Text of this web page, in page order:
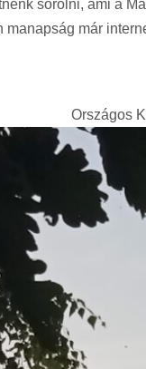
sorolni, ami a
már
Országos